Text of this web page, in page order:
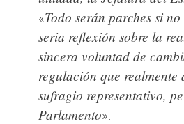
«Todo serán parches si
seria reflexión sobre la
sincera voluntad de
regulación que realmente
sufragio representativo,
Parlamento».